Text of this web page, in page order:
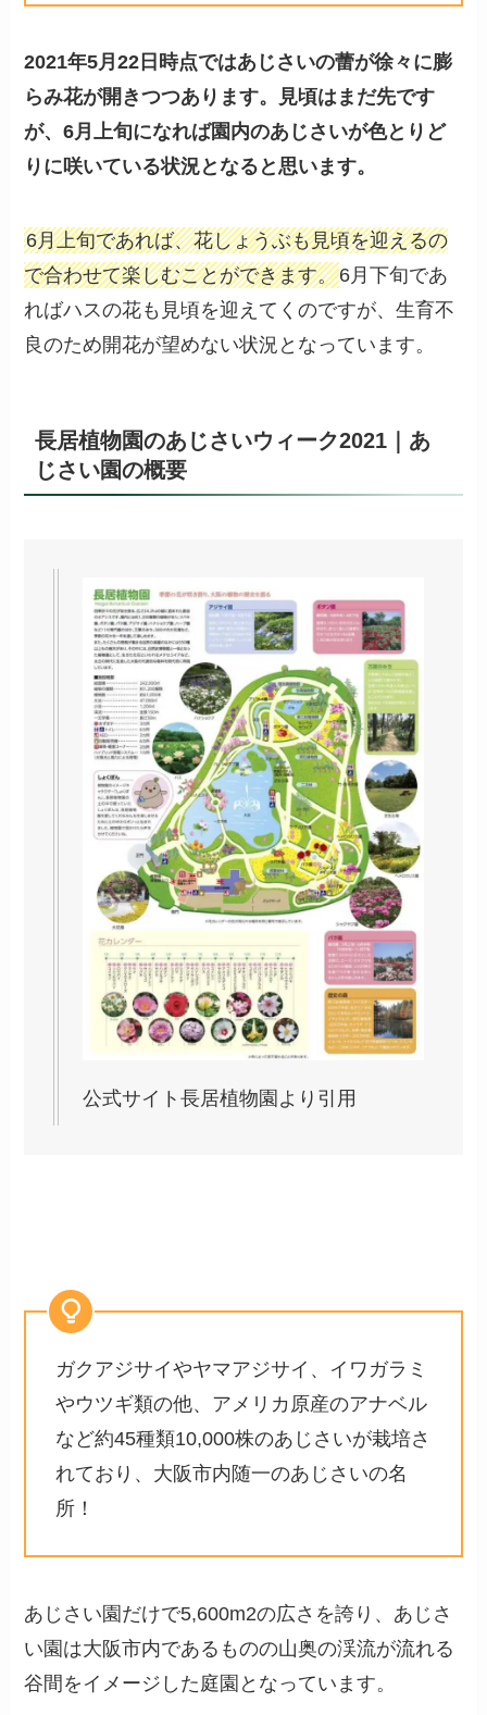
2021年5月22日時点ではあじさいの蕾が徐々に膨
らみ花が開きつつあります。見頃はまだ先です
が、6月上旬になれば園内のあじさいが色とりど
りに咲いている状況となると思います。
6月上旬であれば、花しょうぶも見頃を迎えるの
で合わせて楽しむことができます。6月下旬であ
ればハスの花も見頃を迎えてくのですが、生育不
良のため開花が望めない状況となっています。
長居植物園のあじさいウィーク2021｜あ
じさい園の概要
公式サイト長居植物園より引用
ガクアジサイやヤマアジサイ、イワガラミ
やウツギ類の他、アメリカ原産のアナベル
など約45種類10,000株のあじさいが栽培さ
れており、大阪市内随一のあじさいの名
所！
あじさい園だけで5,600m2の広さを誇り、あじさ
い園は大阪市内であるものの山奥の渓流が流れる
谷間をイメージした庭園となっています。